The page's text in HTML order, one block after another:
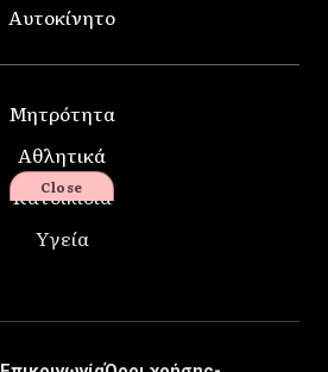
Αυτοκίνητο
Μητρότητα
Αθλητικά
Κατοικίδια
Υγεία
Close